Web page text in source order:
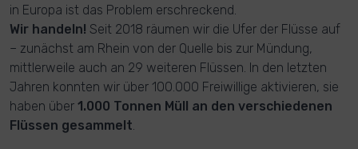
in Europa ist das Problem erschreckend.
Wir handeln! Seit 2018 räumen wir die Ufer der Flüsse auf
– zunächst am Rhein von der Quelle bis zur Mündung,
mittlerweile auch an 29 weiteren Flüssen. In den letzten
Jahren konnten wir über 100.000 Freiwillige aktivieren, sie
haben über 1.000 Tonnen Müll an den verschiedenen
Flüssen gesammelt.